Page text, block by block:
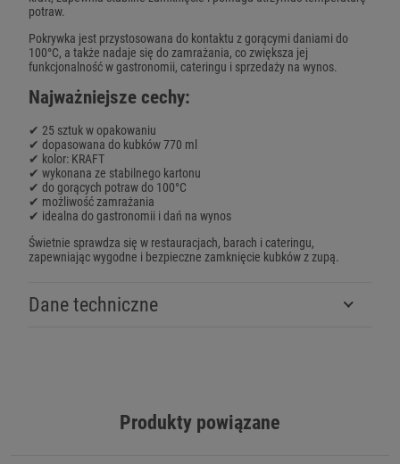
potraw.
Pokrywka jest przystosowana do kontaktu z gorącymi daniami do
100°C, a także nadaje się do zamrażania, co zwiększa jej
funkcjonalność w gastronomii, cateringu i sprzedaży na wynos.
Najważniejsze cechy:
✔ 25 sztuk w opakowaniu
✔ dopasowana do kubków 770 ml
✔ kolor: KRAFT
✔ wykonana ze stabilnego kartonu
✔ do gorących potraw do 100°C
✔ możliwość zamrażania
✔ idealna do gastronomii i dań na wynos
Świetnie sprawdza się w restauracjach, barach i cateringu,
zapewniając wygodne i bezpieczne zamknięcie kubków z zupą.
Dane techniczne
Produkty powiązane